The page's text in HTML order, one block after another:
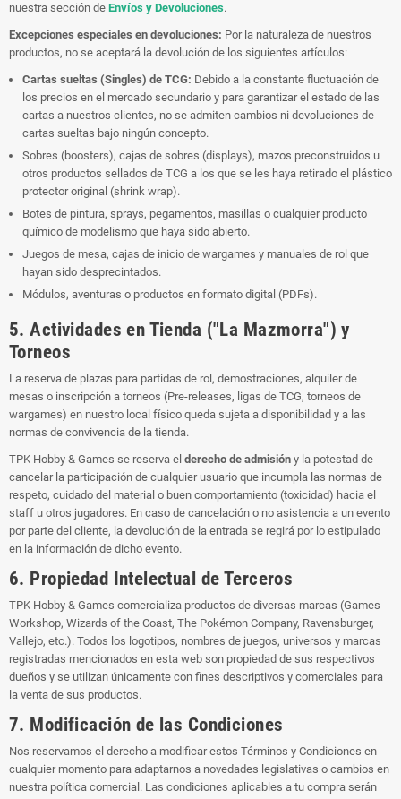
nuestra sección de Envíos y Devoluciones.
Excepciones especiales en devoluciones: Por la naturaleza de nuestros
productos, no se aceptará la devolución de los siguientes artículos:
Cartas sueltas (Singles) de TCG: Debido a la constante fluctuación de
los precios en el mercado secundario y para garantizar el estado de las
cartas a nuestros clientes, no se admiten cambios ni devoluciones de
cartas sueltas bajo ningún concepto.
Sobres (boosters), cajas de sobres (displays), mazos preconstruidos u
otros productos sellados de TCG a los que se les haya retirado el plástico
protector original (shrink wrap).
Botes de pintura, sprays, pegamentos, masillas o cualquier producto
químico de modelismo que haya sido abierto.
Juegos de mesa, cajas de inicio de wargames y manuales de rol que
hayan sido desprecintados.
Módulos, aventuras o productos en formato digital (PDFs).
5. Actividades en Tienda ("La Mazmorra") y
Torneos
La reserva de plazas para partidas de rol, demostraciones, alquiler de
mesas o inscripción a torneos (Pre-releases, ligas de TCG, torneos de
wargames) en nuestro local físico queda sujeta a disponibilidad y a las
normas de convivencia de la tienda.
TPK Hobby & Games se reserva el derecho de admisión y la potestad de
cancelar la participación de cualquier usuario que incumpla las normas de
respeto, cuidado del material o buen comportamiento (toxicidad) hacia el
staff u otros jugadores. En caso de cancelación o no asistencia a un evento
por parte del cliente, la devolución de la entrada se regirá por lo estipulado
en la información de dicho evento.
6. Propiedad Intelectual de Terceros
TPK Hobby & Games comercializa productos de diversas marcas (Games
Workshop, Wizards of the Coast, The Pokémon Company, Ravensburger,
Vallejo, etc.). Todos los logotipos, nombres de juegos, universos y marcas
registradas mencionados en esta web son propiedad de sus respectivos
dueños y se utilizan únicamente con fines descriptivos y comerciales para
la venta de sus productos.
7. Modificación de las Condiciones
Nos reservamos el derecho a modificar estos Términos y Condiciones en
cualquier momento para adaptarnos a novedades legislativas o cambios en
nuestra política comercial. Las condiciones aplicables a tu compra serán